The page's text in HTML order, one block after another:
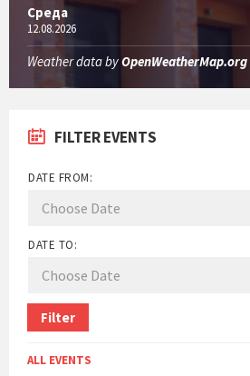
Среда
12.08.2026
Weather data byOpenWeatherMap.org
FILTER EVENTS
DATE FROM:
DATE TO:
Filter
ALL EVENTS